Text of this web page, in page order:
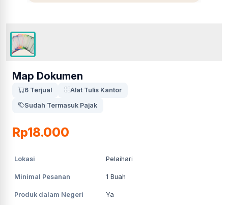
Map Dokumen
6 Terjual
Alat Tulis Kantor
Sudah Termasuk Pajak
Rp18.000
Lokasi Pelaihari
Minimal Pesanan 1 Buah
Produk dalam Negeri Ya